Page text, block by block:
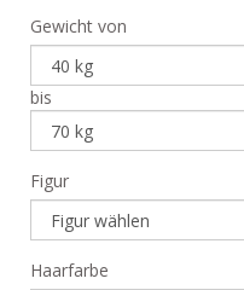
Gewicht von
bis
Figur
Haarfarbe